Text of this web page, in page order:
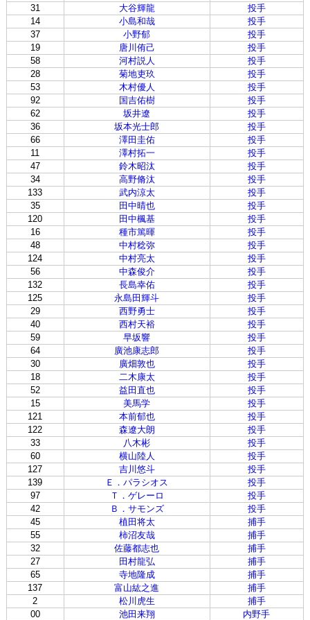
31 大谷輝龍
投手
14
小島和哉
投手
37
小野郁
投手
19
唐川侑己
投手
58
河村説人
投手
28
菊地吏玖
投手
53
木村優人
投手
92
国吉佑樹
投手
62
坂井遼
投手
36
坂本光士郎
投手
66
澤田圭佑
投手
11
澤村拓一
投手
47
鈴木昭汰
投手
34
高野脩汰
投手
133
武内涼太
投手
35
田中晴也
投手
120
田中楓基
投手
16
種市篤暉
投手
48
中村稔弥
投手
124
中村亮太
投手
56
中森俊介
投手
132
長島幸佑
投手
125
永島田輝斗
投手
29
西野勇士
投手
40
西村天裕
投手
59
早坂響
投手
64
廣池康志郎
投手
30
廣畑敦也
投手
18
二木康太
投手
52
益田直也
投手
15
美馬学
投手
121
本前郁也
投手
122
森遼大朗
投手
33
八木彬
投手
60
横山陸人
投手
127
吉川悠斗
投手
139
Ｅ．パラシオス
投手
97
Ｔ．ゲレーロ
投手
42
Ｂ．サモンズ
投手
45
植田将太
捕手
55
柿沼友哉
捕手
32
佐藤都志也
捕手
27
田村龍弘
捕手
65
寺地隆成
捕手
137
富山紘之進
捕手
2
松川虎生
捕手
00
池田来翔
内野手